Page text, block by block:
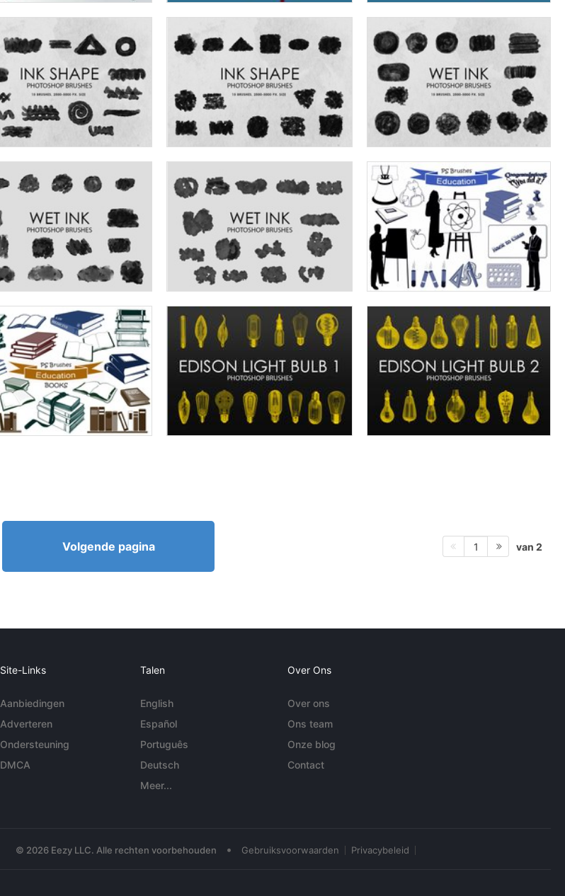
Volgende pagina 1 van 2
Site-Links
Aanbiedingen
Adverteren
Ondersteuning
DMCA
Talen
English
Español
Português
Deutsch
Meer...
Over Ons
Over ons
Ons team
Onze blog
Contact
© 2026 Eezy LLC. Alle rechten voorbehouden • Gebruiksvoorwaarden Privacybeleid